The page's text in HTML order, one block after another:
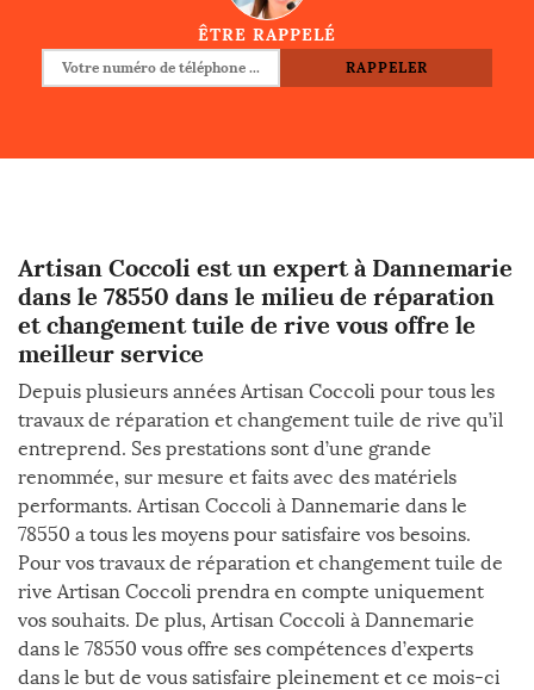
ÊTRE RAPPELÉ
Artisan Coccoli est un expert à Dannemarie
dans le 78550 dans le milieu de réparation
et changement tuile de rive vous offre le
meilleur service
Depuis plusieurs années Artisan Coccoli pour tous les
travaux de réparation et changement tuile de rive qu’il
entreprend. Ses prestations sont d’une grande
renommée, sur mesure et faits avec des matériels
performants. Artisan Coccoli à Dannemarie dans le
78550 a tous les moyens pour satisfaire vos besoins.
Pour vos travaux de réparation et changement tuile de
rive Artisan Coccoli prendra en compte uniquement
vos souhaits. De plus, Artisan Coccoli à Dannemarie
dans le 78550 vous offre ses compétences d’experts
dans le but de vous satisfaire pleinement et ce mois-ci